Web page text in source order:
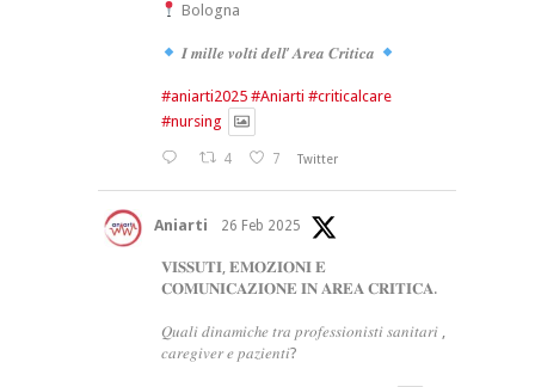
Bologna
𝑰 𝒎𝒊𝒍𝒍𝒆 𝒗𝒐𝒍𝒕𝒊 𝒅𝒆𝒍𝒍’ 𝑨𝒓𝒆𝒂 𝑪𝒓𝒊𝒕𝒊𝒄𝒂
#aniarti2025 #Aniarti #criticalcare
#nursing
4 7 Twitter
Aniarti 26 Feb 2025
𝐕𝐈𝐒𝐒𝐔𝐓𝐈, 𝐄𝐌𝐎𝐙𝐈𝐎𝐍𝐈 𝐄
𝐂𝐎𝐌𝐔𝐍𝐈𝐂𝐀𝐙𝐈𝐎𝐍𝐄 𝐈𝐍 𝐀𝐑𝐄𝐀 𝐂𝐑𝐈𝐓𝐈𝐂𝐀.
𝑄𝑢𝑎𝑙𝑖 𝑑𝑖𝑛𝑎𝑚𝑖𝑐ℎ𝑒 𝑡𝑟𝑎 𝑝𝑟𝑜𝑓𝑒𝑠𝑠𝑖𝑜𝑛𝑖𝑠𝑡𝑖 𝑠𝑎𝑛𝑖𝑡𝑎𝑟𝑖 ,
𝑐𝑎𝑟𝑒𝑔𝑖𝑣𝑒𝑟 𝑒 𝑝𝑎𝑧𝑖𝑒𝑛𝑡𝑖?